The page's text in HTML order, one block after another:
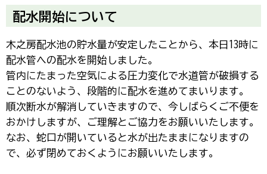
配水開始について
木之房配水池の貯水量が安定したことから、本日13時に
配水管への配水を開始しました。
管内にたまった空気による圧力変化で水道管が破損する
ことのないよう、段階的に配水を進めてまいります。
順次断水が解消していきますので、今しばらくご不便を
おかけしますが、ご理解とご協力をお願いいたします。
なお、蛇口が開いていると水が出たままになりますの
で、必ず閉めておくようにお願いいたします。